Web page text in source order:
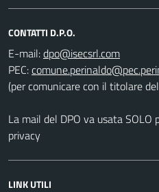
CONTATTI D.P.O.
E-mail:
PEC:
(per comunicare con il titolare
La mail del DPO va usata
privacy
LINK UTILI